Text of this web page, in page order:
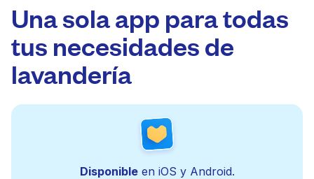
Una sola app para todas
tus necesidades de
lavandería
Disponibleen iOS y Android.